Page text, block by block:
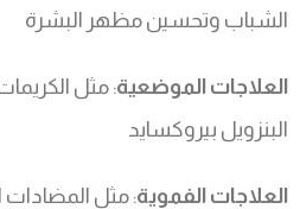
الشباب وتحسين مظهر البشرة
العلاجات الموضعية: مثل
البنزويل بيروكسايد
العلاجات الفموية: مثل المضادات